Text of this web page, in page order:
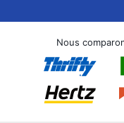
Nous